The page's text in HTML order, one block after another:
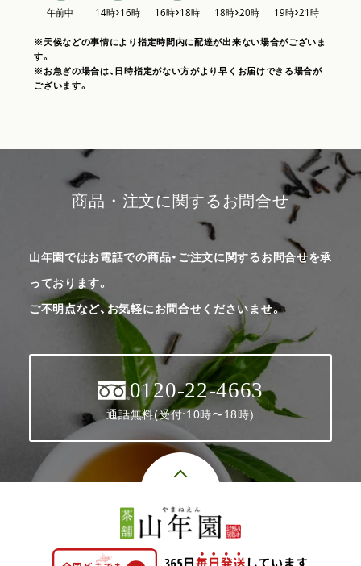
※天候などの事情により指定時間内に配達が出来ない場合がございま
す。
※お急ぎの場合は、日時指定がない方がより早くお届けできる場合が
ございます。
商品・注文に関するお問合せ
山年園ではお電話での商品・ご注文に関するお問合せを承
っております。
ご不明点など、お気軽にお問合せくださいませ。
0120-22-4663
通話無料(受付:10時〜18時)